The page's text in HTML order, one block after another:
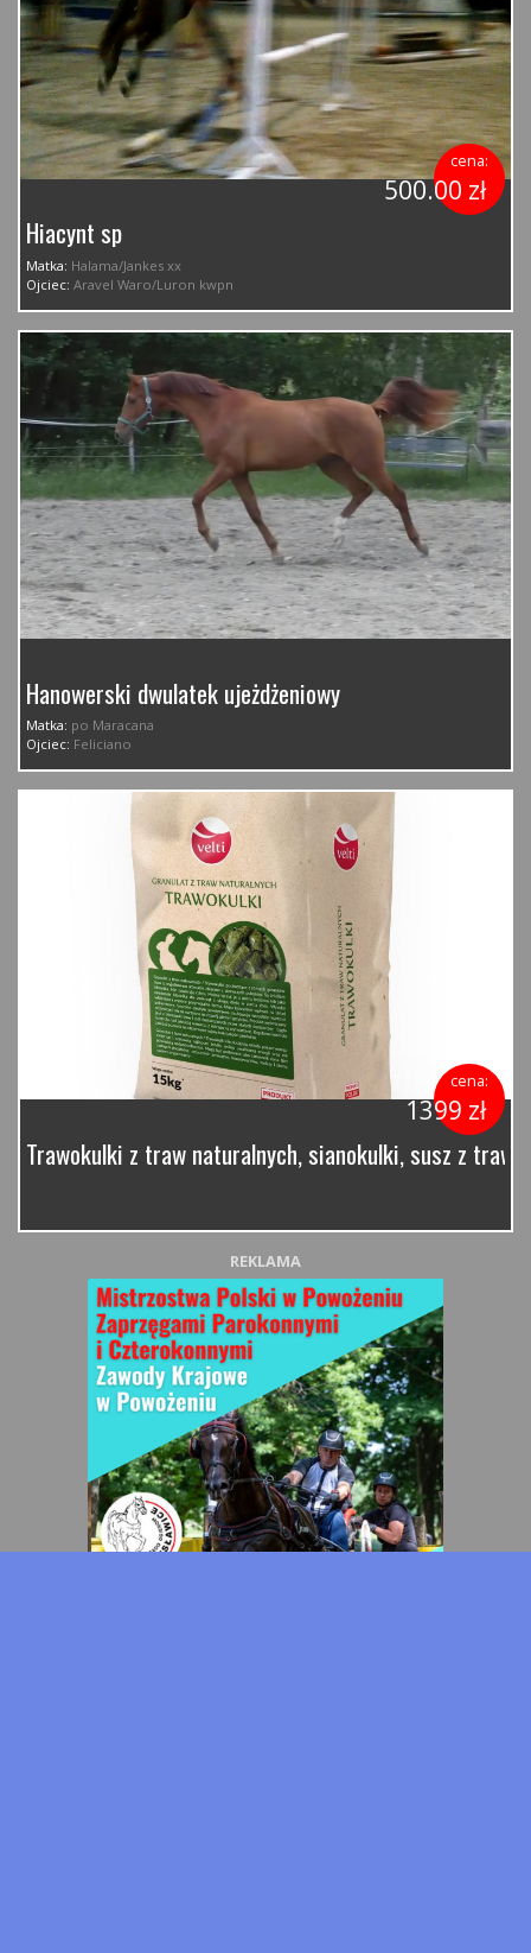
cena:
500.00 zł
Hiacynt sp
Matka: Halama/Jankes xx
Ojciec: Aravel Waro/Luron kwpn
Hanowerski dwulatek ujeżdżeniowy
Matka: po Maracana
Ojciec: Feliciano
cena:
1399 zł
Trawokulki z traw naturalnych, sianokulki, susz z traw
REKLAMA